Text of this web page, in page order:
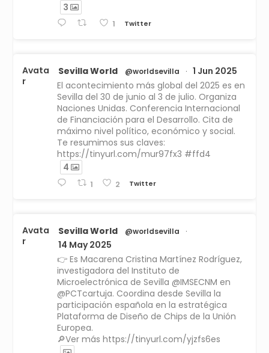
3
1 Twitter
Avata
r
Sevilla World @worldsevilla ·
1 Jun 2025
El acontecimiento más global del 2025 es en
Sevilla del 30 de junio al 3 de julio. Organiza
Naciones Unidas. Conferencia Internacional
de Financiación para el Desarrollo. Cita de
máximo nivel político, económico y social.
Te resumimos sus claves:
https://tinyurl.com/mur97fx3 #ffd4
4
1 2 Twitter
Avata
r
Sevilla World @worldsevilla ·
14 May 2025
👉 Es Macarena Cristina Martínez Rodríguez,
investigadora del Instituto de
Microelectrónica de Sevilla @IMSECNM en
@PCTcartuja. Coordina desde Sevilla la
participación española en la estratégica
Plataforma de Diseño de Chips de la Unión
Europea.
🔎Ver más https://tinyurl.com/yjzfs6es